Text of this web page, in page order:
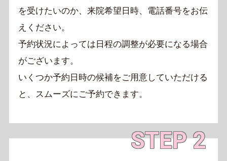
を受けたいのか、 来院希望日時、電話番号をお伝
えください。
予約状況によっては日程の調整が必要になる場合
がございます。
いくつか予約日時の候補をご用意していただける
と、
スムーズにご予約できます。
STEP 2